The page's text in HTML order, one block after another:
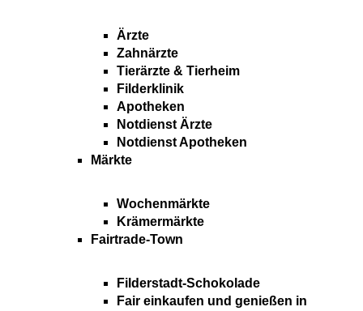
Ärzte
Zahnärzte
Tierärzte & Tierheim
Filderklinik
Apotheken
Notdienst Ärzte
Notdienst Apotheken
Märkte
Wochenmärkte
Krämermärkte
Fairtrade-Town
Filderstadt-Schokolade
Fair einkaufen und genießen in